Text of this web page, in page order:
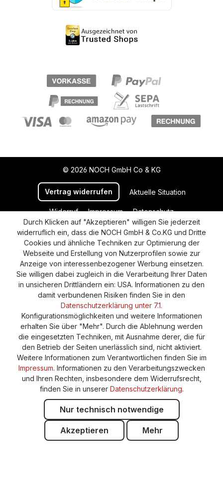
© 2026 NOCH GmbH Co & KG
Vertrag widerrufen Aktuelle Situation
Widerruf Impressum
Datenschutz
Versand und Zahlung
AGB
Cookie-Einstellungen
Barrierefreiheitserklärung
Durch Klicken auf "Akzeptieren" willigen Sie jederzeit
widerruflich ein, dass die NOCH GmbH & Co.KG und Dritte
Cookies und ähnliche Techniken zur Optimierung der
Webseite und Erstellung von Nutzerprofilen sowie zur
Anzeige von interessenbezogener Werbung einsetzen.
Sie willigen dabei zugleich in die Verarbeitung Ihrer Daten
in unsicheren Drittländern ein: USA. Informationen zu den
damit verbundenen Risiken finden Sie in den
Datenschutzerklärung unter 7.1.
Konfigurationsmöglichkeiten und weitere Informationen
erhalten Sie über "Mehr". Durch die Ablehnung werden
die eingesetzten Techniken, mit Ausnahme derer, die für
den Betrieb der Seiten unerlässlich sind, nicht aktiviert.
Weitere Informationen zum Verantwortlichen finden Sie im
Impressum. Informationen zu den Verarbeitungszwecken
und Ihren Rechten, insbesondere dem Widerrufsrecht,
finden Sie in unserer Datenschutzerklärung.
Nur technisch notwendige
Akzeptieren Mehr